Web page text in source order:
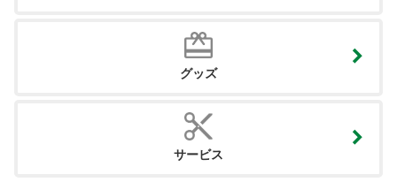
グッズ
サービス